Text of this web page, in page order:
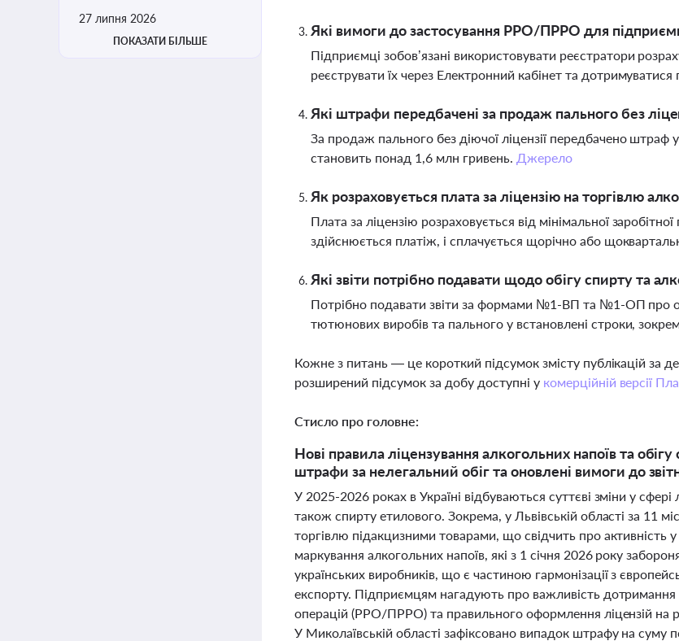
27 липня 2026
ПОКАЗАТИ БІЛЬШЕ
Які вимоги до застосування РРО/ПРРО для
Підприємці зобов’язані використовувати реєстратори
реєструвати їх через Електронний кабінет та дотримуватися
Які штрафи передбачені за продаж пального без
За продаж пального без діючої ліцензії передбачено штраф
становить понад 1,6 млн гривень. Джерело
Як розраховується плата за ліцензію на торгівлю
Плата за ліцензію розраховується від мінімальної
здійснюється платіж, і сплачується щорічно або
Які звіти потрібно подавати щодо обігу спирту та
Потрібно подавати звіти за формами №1-ВП та №1-ОП про
тютюнових виробів та пального у встановлені строки,
Кожне з питань — це короткий підсумок змісту публікацій
розширений підсумок за добу доступні у комерційній версії
Стисло про головне:
Нові правила ліцензування алкогольних напоїв та
штрафи за нелегальний обіг та оновлені вимоги до
У 2025-2026 роках в Україні відбуваються суттєві зміни у
також спирту етилового. Зокрема, у Львівській області за 11
торгівлю підакцизними товарами, що свідчить про активність
маркування алкогольних напоїв, які з 1 січня 2026 року
українських виробників, що є частиною гармонізації з
експорту. Підприємцям нагадують про важливість
операцій (РРО/ПРРО) та правильного оформлення ліцензій на
У Миколаївській області зафіксовано випадок штрафу на